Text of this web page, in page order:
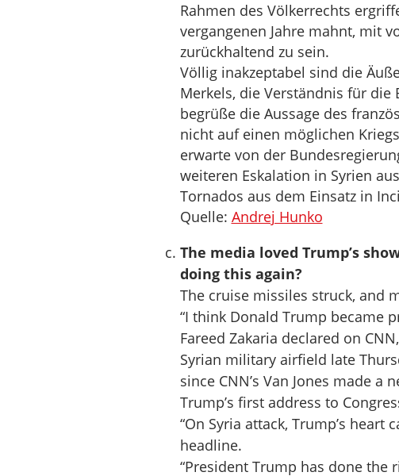
Rahmen des Völkerrechts
vergangenen Jahre mahnt, mit
zurückhaltend zu sein.
Völlig inakzeptabel sind die
Merkels, die Verständnis für
begrüße die Aussage des
nicht auf einen möglichen
erwarte von der
weiteren Eskalation in Syrien
Tornados aus dem Einsatz in
Quelle: Andrej Hunko
The media loved Trump’s
doing this again?
The cruise missiles struck, and
“I think Donald Trump became
Fareed Zakaria declared on
Syrian military airfield late
since CNN’s Van Jones made
Trump’s first address to
“On Syria attack, Trump’s heart
headline.
“President Trump has done the